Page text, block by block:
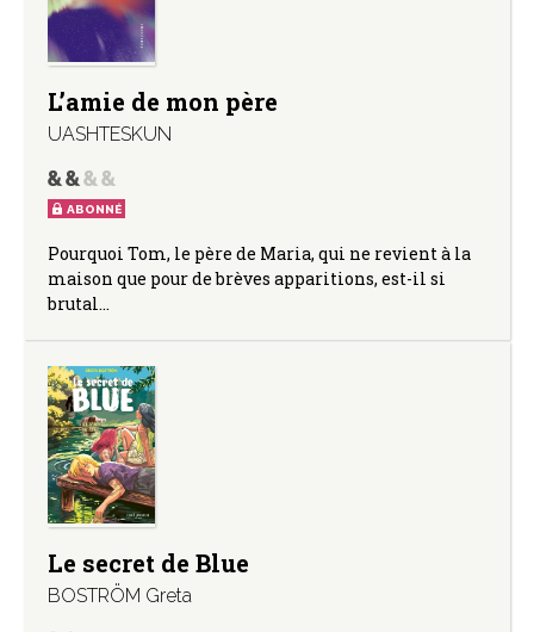
L’amie de mon père
UASHTESKUN
ABONNÉ
Pourquoi Tom, le père de Maria, qui ne revient à la
maison que pour de brèves apparitions, est-il si
brutal…
Le secret de Blue
BOSTRÖM Greta